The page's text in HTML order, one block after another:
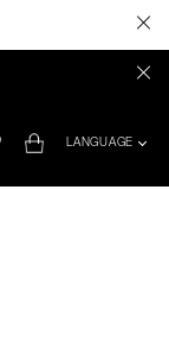
LANGUAGE